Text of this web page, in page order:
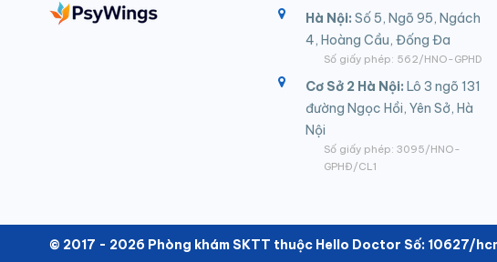
Hà Nội: Số 5, Ngõ 95, Ngách
4, Hoàng Cầu, Đống Đa
Số giấy phép: 562/HNO-GPHD
Cơ Sở 2 Hà Nội: Lô 3 ngõ 131
đường Ngọc Hồi, Yên Sở, Hà
Nội
Số giấy phép: 3095/HNO-
GPHĐ/CL1
© 2017 - 2026 Phòng khám SKTT thuộc Hello Doctor Số: 10627/